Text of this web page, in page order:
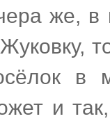
же, в
в
и